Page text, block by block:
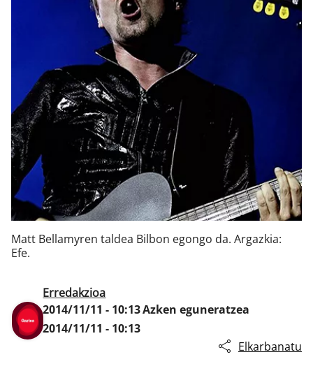
Matt Bellamyren taldea Bilbon egongo da. Argazkia:
Efe.
Erredakzioa
2014/11/11 - 10:13Azken eguneratzea
2014/11/11 - 10:13
Elkarbanatu